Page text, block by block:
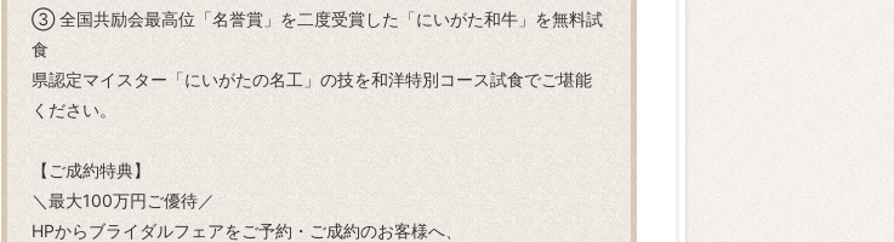
③ 全国共励会最高位「名誉賞」を二度受賞した「にいがた和牛」を無料試
食
県認定マイスター「にいがたの名工」の技を和洋特別コース試食でご堪能
ください。
【ご成約特典】
＼最大100万円ご優待／
HPからブライダルフェアをご予約・ご成約のお客様へ、